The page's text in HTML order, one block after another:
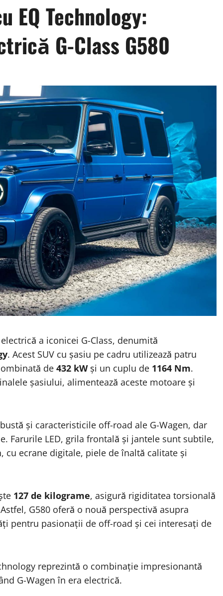
EQ Technology:
G-Class G580
a iconicei G-Class, denumită
. Acest SUV cu șasiu pe cadru utilizează patru
de 432 kWși un cuplu de 1164 Nm.
șasiului, alimentează aceste motoare și
și caracteristicile off-road ale G-Wagen, dar
Farurile LED, grila frontală și jantele sunt subtile,
ecrane digitale, piele de înaltă calitate și
127 de kilograme, asigură rigiditatea torsională
G580 oferă o nouă perspectivă asupra
pentru pasionații de off-road și cei interesați de
reprezintă o combinație impresionantă
G-Wagen în era electrică.